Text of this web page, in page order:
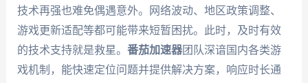
技术再强也难免偶遇意外。网络波动、地区政策调整、
游戏更新适配等都可能带来短暂困扰。此时，及时有效
的技术支持就是救星。 番茄加速器团队深谙国内各类游
戏机制，能快速定位问题并提供解决方案，响应时长通